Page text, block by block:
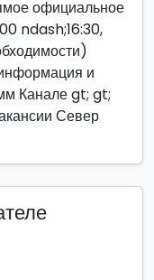
официальное
ndash;16:30,
и
Канале gt; gt;
Север